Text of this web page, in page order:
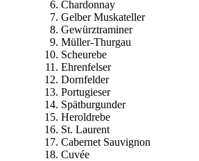
Chardonnay
Gelber Muskateller
Gewürztraminer
Müller-Thurgau
Scheurebe
Ehrenfelser
Dornfelder
Portugieser
Spätburgunder
Heroldrebe
St. Laurent
Cabernet Sauvignon
Cuvée